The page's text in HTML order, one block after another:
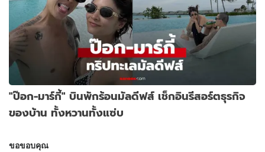
"ป๊อก-มาร์กี้" บินพักร้อนมัลดีฟส์ เช็กอินรีสอร์ตธุรกิจ
ของบ้าน ทั้งหวานทั้งแซ่บ
ขอขอบคุณ